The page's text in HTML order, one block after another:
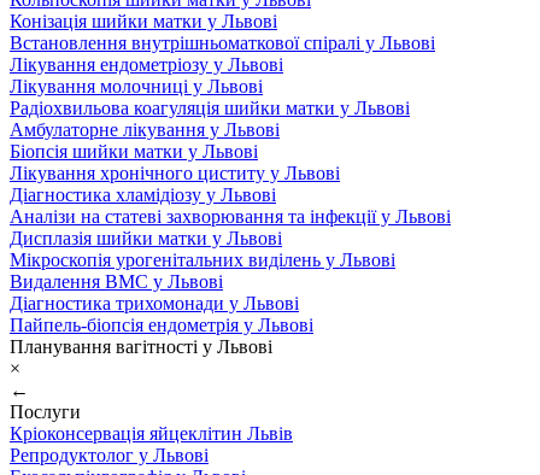
Конізація шийки матки у Львові
Встановлення внутрішньоматкової спіралі у Львові
Лікування ендометріозу у Львові
Лікування молочниці у Львові
Радіохвильова коагуляція шийки матки у Львові
Амбулаторне лікування у Львові
Біопсія шийки матки у Львові
Лікування хронічного циститу у Львові
Діагностика хламідіозу у Львові
Аналізи на статеві захворювання та інфекції у Львові
Дисплазія шийки матки у Львові
Мікроскопія урогенітальних виділень у Львові
Видалення ВМС у Львові
Діагностика трихомонади у Львові
Пайпель-біопсія ендометрія у Львові
Планування вагітності у Львові
×
←
Послуги
Кріоконсервація яйцеклітин Львів
Репродуктолог у Львові